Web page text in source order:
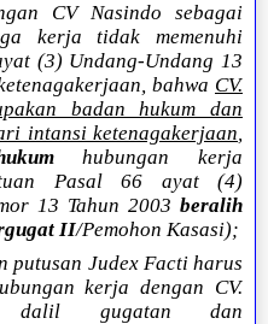
CV Nasindo sebagai
kerja tidak memenuhi
(3) Undang-Undang 13
bahwa CV.
badan hukum dan
intansi ketenagakerjaan,
hubungan kerja
Pasal 66 ayat (4)
13 Tahun 2003 beralih
II/Pemohon Kasasi);
putusan Judex Facti harus
kerja dengan CV.
dalil gugatan dan